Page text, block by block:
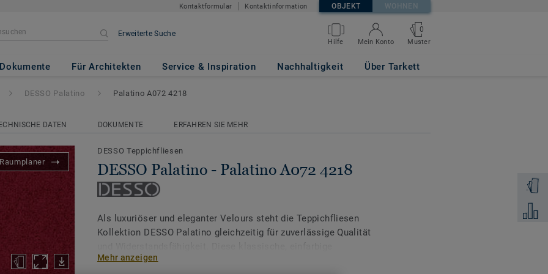
Kontaktformular Kontaktinformation OBJEKT WOHNEN
Erweiterte Suche
Hilfe Mein Konto
0
Muster
Dokumente Für Architekten Service & Inspiration Nachhaltigkeit Über Tarkett
Palatino A072 4218
Zum
DESSO Palatino Palatino A072 4218
DATEN DOKUMENTE ERFAHREN SIE MEHR
Raumplaner
DESSO Teppichfliesen
DESSO Palatino - Palatino A072 4218
Als luxuriöser und eleganter Velours steht die Teppichfliesen
Kollektion DESSO Palatino gleichzeitig für zuverlässige Qualität
Teppichfliese sorgt mit 39 markanten und aktuellen
Mehr anzeigen